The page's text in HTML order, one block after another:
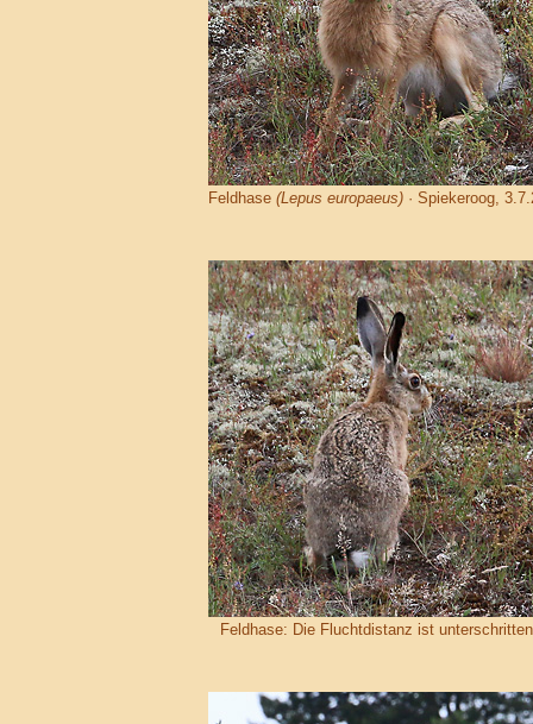
Feldhase (Lepus europaeus) · Spiekeroog,
Feldhase: Die Fluchtdistanz ist